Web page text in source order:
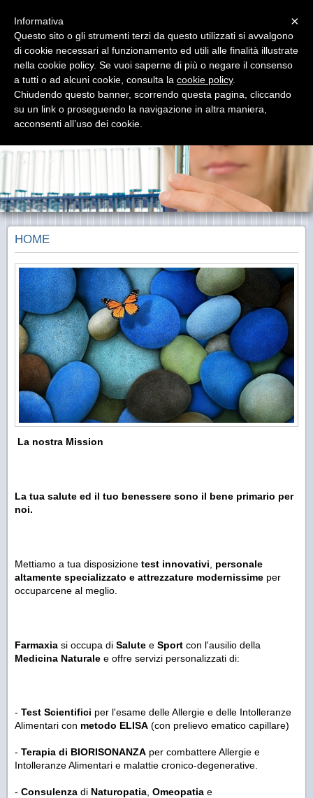
farmaxiaonline.com
Servizi per la Salute ed il Benessere
HOME
La nostra Mission
La tua salute ed il tuo benessere sono il bene primario per
noi.
Mettiamo a tua disposizione test innovativi
personale
altamente specializzato e attrezzature modernissime per
occuparcene al meglio.
Farmaxia si occupa di Salute e Sport con l'ausilio della
Medicina Naturale e offre servizi personalizzati di:
- Test Scientifici per l'esame delle Allergie e delle Intolleranze
Alimentari con metodo ELISA (con prelievo ematico capillare)
- Terapia di BIORISONANZA per combattere Allergie e
Intolleranze Alimentari e malattie cronico-degenerative.
- Consulenza di Naturopatia Omeopatia e
×
Informativa
Questo sito o gli strumenti terzi da questo utilizzati si avvalgono
di cookie necessari al funzionamento ed utili alle finalità illustrate
nella cookie policy. Se vuoi saperne di più o negare il consenso
a tutti o ad alcuni cookie, consulta la cookie policy.
Chiudendo questo banner, scorrendo questa pagina, cliccando
su un link o proseguendo la navigazione in altra maniera,
acconsenti all’uso dei cookie.